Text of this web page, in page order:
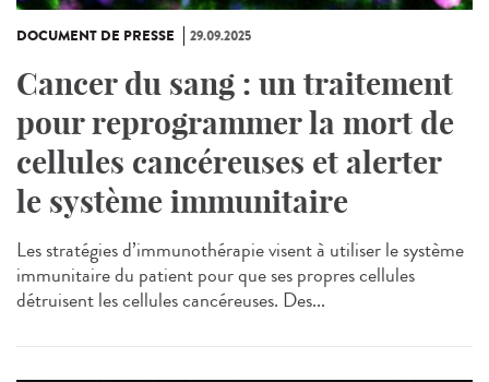
DOCUMENT DE PRESSE 29.09.2025
Cancer du sang : un traitement
pour reprogrammer la mort de
cellules cancéreuses et alerter
le système immunitaire
Les stratégies d’immunothérapie visent à utiliser le système
immunitaire du patient pour que ses propres cellules
détruisent les cellules cancéreuses. Des...